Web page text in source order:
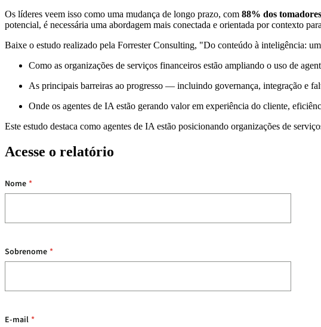
Os líderes veem isso como uma mudança de longo prazo, com 88% dos
potencial, é necessária uma abordagem mais conectada e orientada por contexto
Baixe o estudo realizado pela Forrester Consulting, "Do conteúdo à inteligência:
Como as organizações de serviços financeiros estão ampliando o uso de
As principais barreiras ao progresso — incluindo governança, integração e
Onde os agentes de IA estão gerando valor em experiência do cliente,
Este estudo destaca como agentes de IA estão posicionando organizações de
Acesse o relatório
*
Nome
*
Sobrenome
*
E-mail